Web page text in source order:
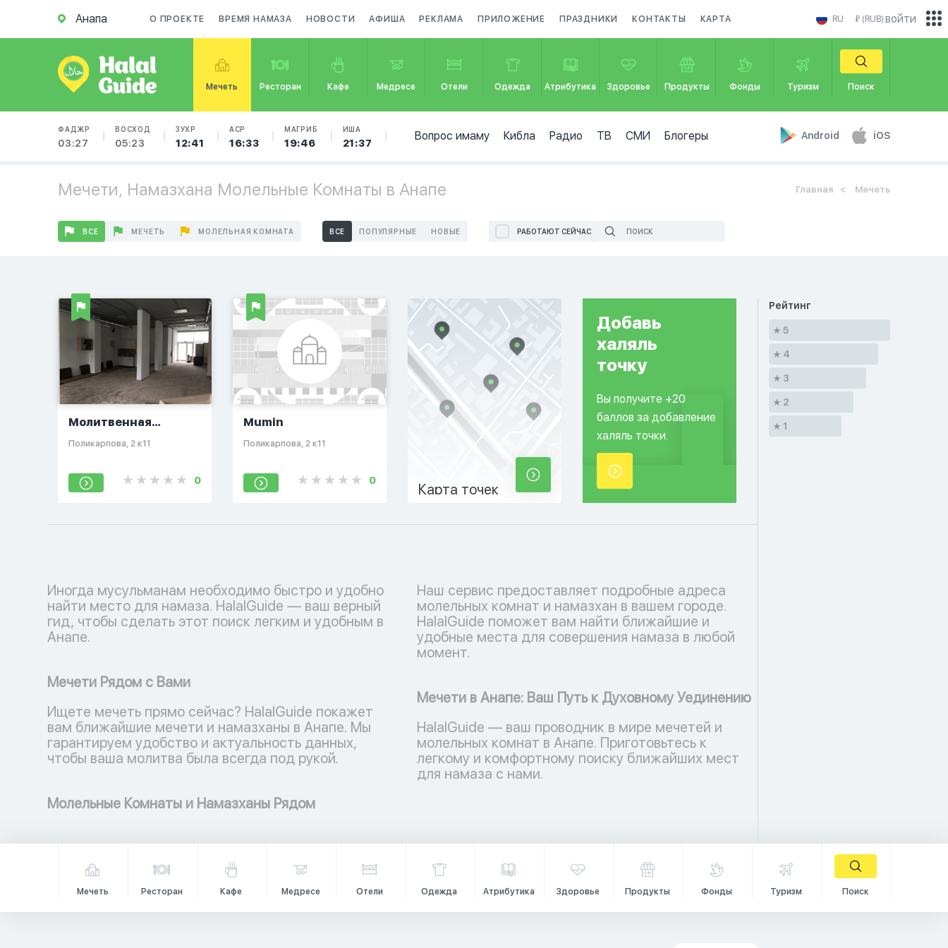
Анапа О ПРОЕКТЕ ВРЕМЯ НАМАЗА НОВОСТИ АФИША РЕКЛАМА ПРИЛОЖЕНИЕ ПРАЗДНИКИ КОНТАКТЫ КАРТА RU ₽ (RUB)
Мечеть Ресторан Кафе Медресе Отели Одежда Атрибутика Здоровье Продукты Фонды Туризм Поиск
ФАДЖР
03:27
ВОСХОД
05:23
ЗУХР
12:41
АСР
16:33
МАГРИБ
19:46
ИША
21:37
Вопрос имаму Кибла Радио ТВ СМИ Блогеры Android iOS
войти
Мечети, Намазхана Молельные Комнаты в Анапе Главная Мечеть
ВСЕ МЕЧЕТЬ МОЛЕЛЬНАЯ КОМНАТА ВСЕ ПОПУЛЯРНЫЕ НОВЫЕ РАБОТАЮТ СЕЙЧАС
Молитвенная
комната
​Поликарпова, 2 к11
0
Mumin
​Поликарпова, 2 к11
0
Карта точек
Добавь
халяль
точку
Вы получите +20
баллов за добавление
халяль точки.
Иногда мусульманам необходимо быстро и удобно
найти место для намаза. HalalGuide — ваш верный
гид, чтобы сделать этот поиск легким и удобным в
Анапе.
Мечети Рядом с Вами
Ищете мечеть прямо сейчас? HalalGuide покажет
вам ближайшие мечети и намазханы в Анапе. Мы
гарантируем удобство и актуальность данных,
чтобы ваша молитва была всегда под рукой.
Молельные Комнаты и Намазханы Рядом
Наш сервис предоставляет подробные адреса
молельных комнат и намазхан в вашем городе.
HalalGuide поможет вам найти ближайшие и
удобные места для совершения намаза в любой
момент.
Мечети в Анапе: Ваш Путь к Духовному Уединению
HalalGuide — ваш проводник в мире мечетей и
молельных комнат в Анапе. Приготовьтесь к
легкому и комфортному поиску ближайших мест
для намаза с нами.
Рейтинг
5
4
3
2
1
Мечеть Ресторан Кафе Медресе Отели Одежда Атрибутика Здоровье Продукты Фонды Туризм Поиск